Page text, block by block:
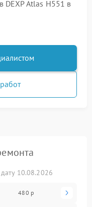
Atlas H551 в
10.08.2026
480 р